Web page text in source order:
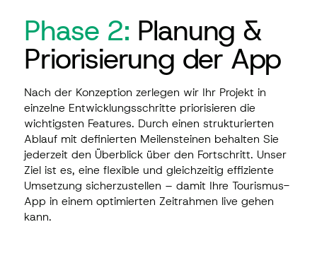
Phase 2: Planung &
Priorisierung der App
Nach der Konzeption zerlegen wir Ihr Projekt in
einzelne Entwicklungsschritte priorisieren die
wichtigsten Features. Durch einen strukturierten
Ablauf mit definierten Meilensteinen behalten Sie
jederzeit den Überblick über den Fortschritt. Unser
Ziel ist es, eine flexible und gleichzeitig effiziente
Umsetzung sicherzustellen – damit Ihre Tourismus-
App in einem optimierten Zeitrahmen live gehen
kann.